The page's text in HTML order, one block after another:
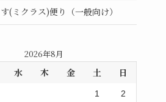
(ミクラス)便り（一般向け）
2026年8月
水 木 金 土 日
1 2